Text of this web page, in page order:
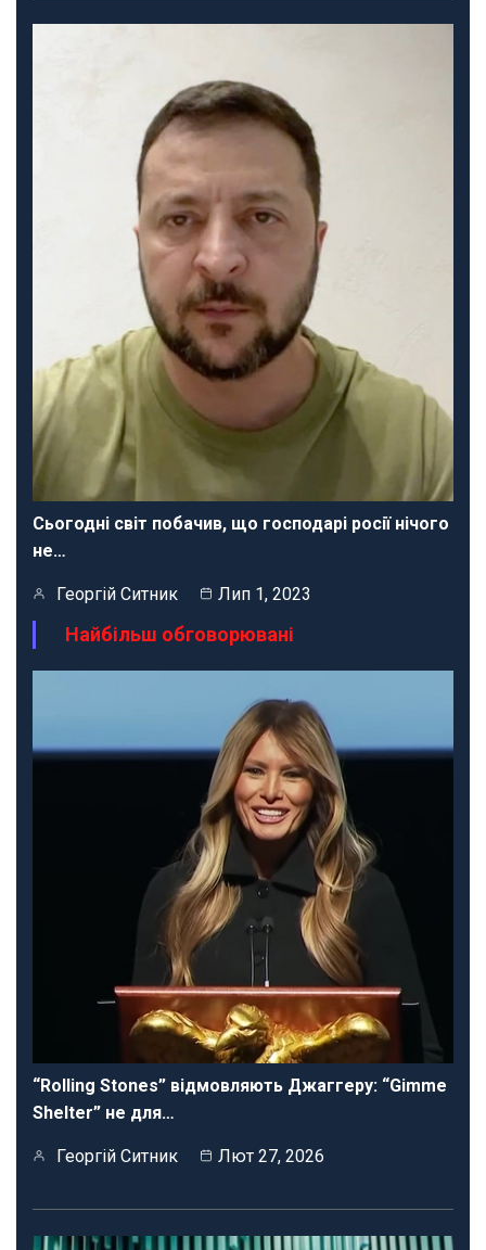
Сьогодні світ побачив, що господарі росії нічого
не…
Георгій Ситник Лип 1, 2023
Найбільш обговорювані
“Rolling Stones” відмовляють Джаггеру: “Gimme
Shelter” не для…
Георгій Ситник Лют 27, 2026